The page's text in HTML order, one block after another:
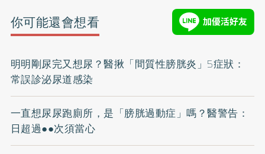
你可能還會想看
明明剛尿完又想尿？醫揪「間質性膀胱炎」5症狀：
常誤診泌尿道感染
一直想尿尿跑廁所，是「膀胱過動症」嗎？醫警告：
日超過●●次須當心